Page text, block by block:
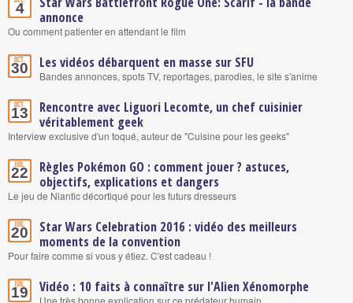
4
annonce
Ou comment patienter en attendant le film
Oct.
30 Les vidéos débarquent en masse sur SFU
Bandes annonces, spots TV, reportages, parodies, le site s'anime
Oct.
13
Rencontre avec Liguori Lecomte, un chef cuisinier
véritablement geek
Interview exclusive d'un toqué, auteur de "Cuisine pour les geeks"
Juil.
22
Règles Pokémon GO : comment jouer ? astuces,
objectifs, explications et dangers
Le jeu de Niantic décortiqué pour les futurs dresseurs
Juil.
20
Star Wars Celebration 2016 : vidéo des meilleurs
moments de la convention
Pour faire comme si vous y étiez. C'est cadeau !
Juil.
19 Vidéo : 10 faits à connaître sur l'Alien Xénomorphe
Une très bonne explication sur ce prédateur humain